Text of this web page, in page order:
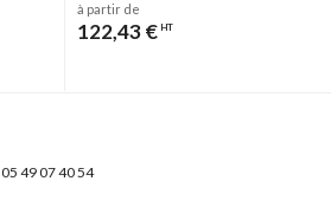
à partir de
122,43 € HT
05 49 07 40 54